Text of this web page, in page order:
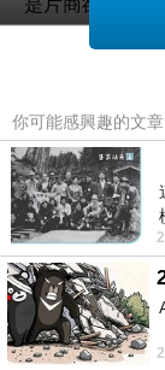
看似意有所指
尺度邊緣的作
的反應來做為評
你可能感興趣的文章